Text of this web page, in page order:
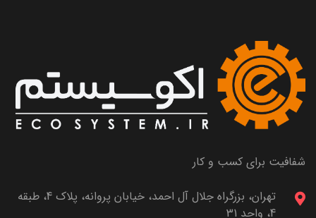
شفافیت برای کسب و کار
تهران، بزرگراه جلال آل احمد، خیابان پروانه، پلاک 4، طبقه
4، واحد 31